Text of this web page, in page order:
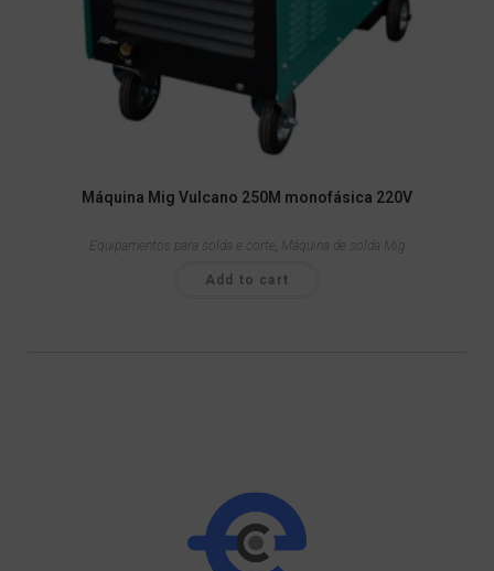
Máquina Mig Vulcano 250M monofásica 220V
Equipamentos para solda e corte, Máquina de solda Mig
Add to cart